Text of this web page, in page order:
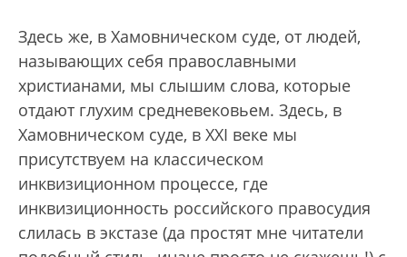
Здесь же, в Хамовническом суде, от людей,
называющих себя православными
христианами, мы слышим слова, которые
отдают глухим средневековьем. Здесь, в
Хамовническом суде, в XXI веке мы
присутствуем на классическом
инквизиционном процессе, где
инквизиционность российского правосудия
слилась в экстазе (да простят мне читатели